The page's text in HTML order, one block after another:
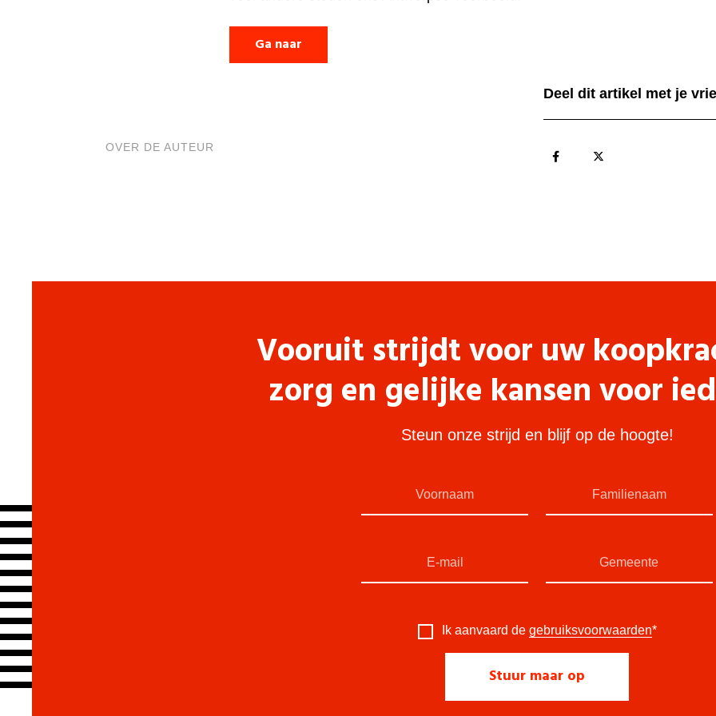
Ga naar
OVER DE AUTEUR
Deel dit artikel met je
Vooruit strijdt voor uw
zorg en gelijke kansen voor
Steun onze strijd en blijf op de hoogte!
Ik aanvaard de gebruiksvoorwaarden*